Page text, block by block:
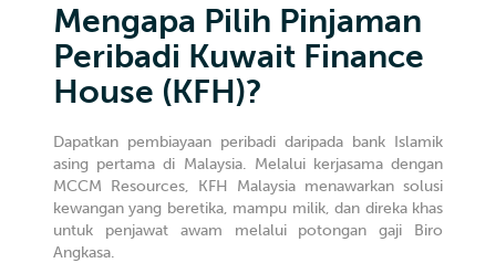
Mengapa Pilih Pinjaman
Peribadi Kuwait Finance
House (KFH)?
Dapatkan pembiayaan peribadi daripada bank Islamik
asing pertama di Malaysia. Melalui kerjasama dengan
MCCM Resources, KFH Malaysia menawarkan solusi
kewangan yang beretika, mampu milik, dan direka khas
untuk penjawat awam melalui potongan gaji Biro
Angkasa.